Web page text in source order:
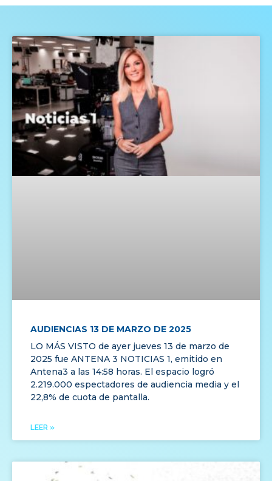
AUDIENCIAS 13 DE MARZO DE 2025
LO MÁS VISTO de ayer jueves 13 de marzo de
2025 fue ANTENA 3 NOTICIAS 1, emitido en
Antena3 a las 14:58 horas. El espacio logró
2.219.000 espectadores de audiencia media y el
22,8% de cuota de pantalla.
LEER »